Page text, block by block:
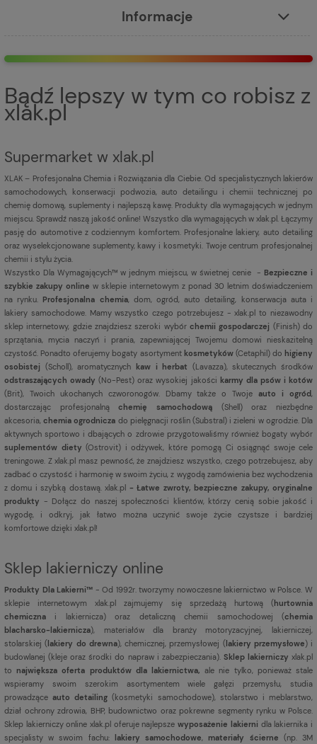
Informacje
Bądź lepszy w tym co robisz z
xlak.pl
Supermarket w xlak.pl
XLAK – Profesjonalna Chemia i Rozwiązania dla Ciebie. Od specjalistycznych lakierów
samochodowych, konserwacji podwozia, auto detailingu i chemii technicznej po
chemię domową, suplementy i najlepszą kawę. Produkty dla wymagających w jednym
miejscu. Sprawdź naszą jakość online! Wszystko dla wymagających w xlak.pl. Łączymy
pasję do automotive z codziennym komfortem. Profesjonalne lakiery, auto detailing
oraz wyselekcjonowane suplementy, kawy i kosmetyki. Twoje centrum profesjonalnej
chemii i stylu życia.
Wszystko Dla Wymagających™ w jednym miejscu, w świetnej cenie - Bezpieczne i
szybkie zakupy online w sklepie internetowym z ponad 30 letnim doświadczeniem
na rynku. Profesjonalna chemia, dom, ogród, auto detailing, konserwacja auta i
lakiery samochodowe. Mamy wszystko czego potrzebujesz - xlak.pl to niezawodny
sklep internetowy, gdzie znajdziesz szeroki wybórchemii gospodarczej (Finish) do
sprzątania, mycia naczyń i prania, zapewniającej Twojemu domowi nieskazitelną
czystość. Ponadto oferujemy bogaty asortyment kosmetyków (Cetaphil) do higieny
osobistej (Scholl), aromatycznych kaw i herbat (Lavazza), skutecznych środków
odstraszających owady(No-Pest) oraz wysokiej jakości karmy dla psów i kotów
(Brit), Twoich ukochanych czworonogów. Dbamy także o Twojeauto i ogród,
dostarczając profesjonalnąchemię samochodową (Shell) oraz niezbędne
akcesoria,chemia ogrodnicza do pielęgnacji roślin (Substral) i zieleni w ogrodzie. Dla
aktywnych sportowo i dbających o zdrowie przygotowaliśmy również bogaty wybór
suplementów diety (Ostrovit) i odżywek, które pomogą Ci osiągnąć swoje cele
treningowe. Z xlak.pl masz pewność, że znajdziesz wszystko, czego potrzebujesz, aby
zadbać o czystość i harmonię w swoim życiu, z wygodą zamówienia bez wychodzenia
z domu i szybką dostawą. xlak.pl - Łatwe zwroty, bezpieczne zakupy, oryginalne
produkty - Dołącz do naszej społeczności klientów, którzy cenią sobie jakość i
wygodę, i odkryj, jak łatwo można uczynić swoje życie czystsze i bardziej
komfortowe dzięki xlak.pl!
Sklep lakierniczy online
Produkty Dla Lakierni™ - Od 1992r. tworzymy nowoczesne lakiernictwo w Polsce. W
sklepie internetowym xlak.pl zajmujemy się sprzedażą hurtową ( hurtownia
chemiczna i lakiernicza) oraz detaliczną chemii samochodowej (chemia
blacharsko-lakiernicza), materiałów dla branży motoryzacyjnej, lakierniczej,
stolarskiej ( lakiery do drewna), chemicznej, przemysłowej ( lakiery przemysłowe) i
budowlanej (kleje oraz środki do napraw i zabezpieczania). Sklep lakierniczy xlak.pl
tonajwiększa oferta produktów dla lakiernictwa,ale nie tylko, ponieważ stale
wspieramy swoim szerokim asortymentem wiele gałęzi przemysłu, studia
prowadząceauto detailing(kosmetyki samochodowe), stolarstwo i meblarstwo,
dział ochrony zdrowia, BHP, budownictwo oraz pokrewne segmenty rynku w Polsce.
Sklep lakierniczy online xlak.pl oferuje najlepszewyposażenie lakierni dla lakiernika i
specjalisty w swoim fachu:
lakiery samochodowe,materiały ścierne (np. 3M